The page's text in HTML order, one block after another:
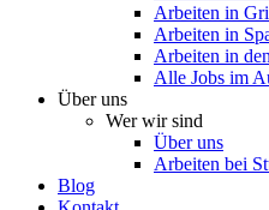
Arbeiten in
Arbeiten in
Arbeiten in
Alle Jobs im
Über uns
Wer wir sind
Über uns
Arbeiten bei
Blog